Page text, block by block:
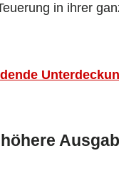
in ihrer